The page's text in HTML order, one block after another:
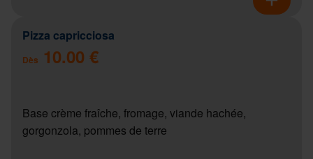
Pizza capricciosa
Dès 10.00 €
Base crème fraîche, fromage, viande hachée,
gorgonzola, pommes de terre